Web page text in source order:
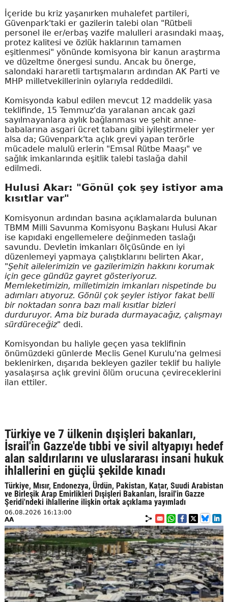
İçeride bu kriz yaşanırken muhalefet partileri,
Güvenpark'taki er gazilerin talebi olan "Rütbeli
personel ile er/erbaş vazife malulleri arasındaki maaş,
protez kalitesi ve özlük haklarının tamamen
eşitlenmesi" yönünde komisyona bir kanun araştırma
ve düzeltme önergesi sundu. Ancak bu önerge,
salondaki hararetli tartışmaların ardından AK Parti ve
MHP milletvekillerinin oylarıyla reddedildi.
Komisyonda kabul edilen mevcut 12 maddelik yasa
teklifinde, 15 Temmuz'da yaralanan ancak gazi
sayılmayanlara aylık bağlanması ve şehit anne-
babalarına asgari ücret tabanı gibi iyileştirmeler yer
alsa da; Güvenpark'ta açlık grevi yapan terörle
mücadele malulü erlerin "Emsal Rütbe Maaşı" ve
sağlık imkanlarında eşitlik talebi taslağa dahil
edilmedi.
Hulusi Akar: "Gönül çok şey istiyor ama
kısıtlar var"
Komisyonun ardından basına açıklamalarda bulunan
TBMM Milli Savunma Komisyonu Başkanı Hulusi Akar
ise kapıdaki engellemelere değinmeden taslağı
savundu. Devletin imkanları ölçüsünde en iyi
düzenlemeyi yapmaya çalıştıklarını belirten Akar,
"Şehit ailelerimizin ve gazilerimizin hakkını korumak
için gece gündüz gayret gösteriyoruz.
Memleketimizin, milletimizin imkanları nispetinde bu
adımları atıyoruz. Gönül çok şeyler istiyor fakat belli
bir noktadan sonra bazı mali kısıtlar bizleri
durduruyor. Ama biz burada durmayacağız, çalışmayı
sürdüreceğiz" dedi.
Komisyondan bu haliyle geçen yasa teklifinin
önümüzdeki günlerde Meclis Genel Kurulu'na gelmesi
beklenirken, dışarıda bekleyen gaziler teklif bu haliyle
yasalaşırsa açlık grevini ölüm orucuna çevireceklerini
ilan ettiler.
Türkiye ve 7 ülkenin dışişleri bakanları,
İsrail'in Gazze'de tıbbi ve sivil altyapıyı hedef
alan saldırılarını ve uluslararası insani hukuk
ihlallerini en güçlü şekilde kınadı
Türkiye, Mısır, Endonezya, Ürdün, Pakistan, Katar, Suudi Arabistan
ve Birleşik Arap Emirlikleri Dışişleri Bakanları, İsrail'in Gazze
Şeridi'ndeki ihlallerine ilişkin ortak açıklama yayımladı
06.08.2026 16:13:00
AA